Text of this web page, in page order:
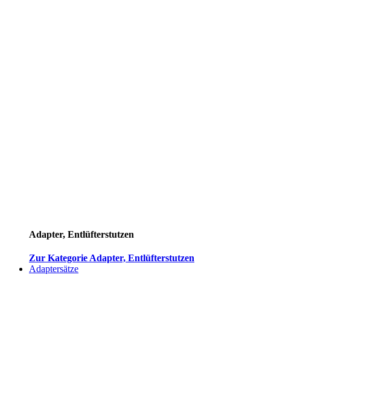
Adapter, Entlüfterstutzen
Zur Kategorie Adapter, Entlüfterstutzen
Adaptersätze